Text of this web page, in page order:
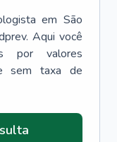
em São
Aqui você
por valores
sem taxa de